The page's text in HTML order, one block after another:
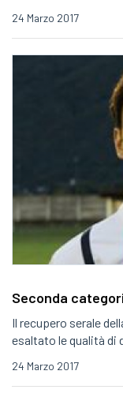
24 Marzo 2017
Seconda
Il recupero serale
esaltato le qualità di
24 Marzo 2017